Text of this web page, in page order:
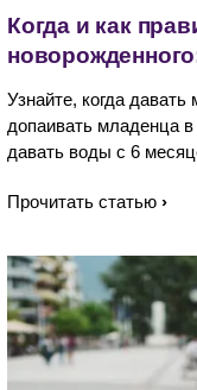
Когда и как
Узнайте, когда
допаивать младенца
давать воды с 6
Прочитать статью